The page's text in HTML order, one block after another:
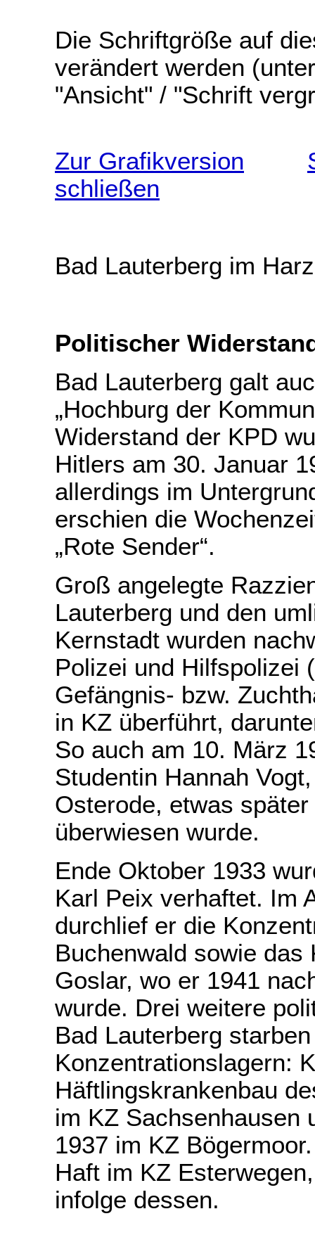
Die Schriftgröße auf
verändert werden
"Ansicht" / "Schrift
Zur Grafikversion
schließen
Bad Lauterberg im Harz
Politischer
Bad Lauterberg galt
„Hochburg der
Widerstand der KPD
Hitlers am 30. Januar
allerdings im
erschien die
„Rote Sender“.
Groß angelegte
Lauterberg und den
Kernstadt wurden
Polizei und Hilfspolizei
Gefängnis- bzw.
in KZ überführt,
So auch am 10. März
Studentin Hannah
Osterode, etwas
überwiesen wurde.
Ende Oktober 1933
Karl Peix verhaftet. Im
durchlief er die
Buchenwald sowie das
Goslar, wo er 1941
wurde. Drei weitere
Bad Lauterberg
Konzentrationslagern:
Häftlingskrankenbau
im KZ Sachsenhausen
1937 im KZ
Haft im KZ
infolge dessen.